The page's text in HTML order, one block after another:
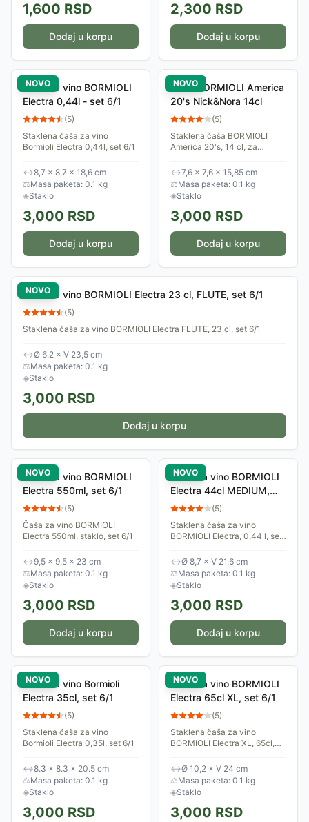
1,600 RSD
Dodaj u korpu
2,300 RSD
Dodaj u korpu
NOVO
Čaša za vino BORMIOLI
Electra 0,44l - set 6/1
(5)
Staklena čaša za vino
Bormioli Electra 0,44l, set 6/1
↔8,7 × 8,7 × 18,6 cm
⚖Masa paketa: 0.1 kg
◈Staklo
3,000 RSD
Dodaj u korpu
NOVO
Čaša BORMIOLI America
20's Nick&Nora 14cl
(5)
Staklena čaša BORMIOLI
America 20's, 14 cl, za
↔7,6 × 7,6 × 15,85 cm
⚖Masa paketa: 0.1 kg
◈Staklo
3,000 RSD
Dodaj u korpu
NOVO
Čaša za vino BORMIOLI Electra 23 cl, FLUTE, set 6/1
(5)
Staklena čaša za vino BORMIOLI Electra FLUTE, 23 cl, set 6/1
↔Ø 6,2 × V 23,5 cm
⚖Masa paketa: 0.1 kg
◈Staklo
3,000 RSD
Dodaj u korpu
NOVO
Čaša za vino BORMIOLI
Electra 550ml, set 6/1
(5)
Čaša za vino BORMIOLI
Electra 550ml, staklo, set 6/1
↔9,5 × 9,5 × 23 cm
⚖Masa paketa: 0.1 kg
◈Staklo
3,000 RSD
Dodaj u korpu
NOVO
Čaša za vino BORMIOLI
Electra 44cl MEDIUM,
set 6/1
(5)
Staklena čaša za vino
BORMIOLI Electra, 0,44 l, set
↔Ø 8,7 × V 21,6 cm
⚖Masa paketa: 0.1 kg
◈Staklo
3,000 RSD
Dodaj u korpu
NOVO
Čaša za vino Bormioli
Electra 35cl, set 6/1
(5)
Staklena čaša za vino
Bormioli Electra 0,35l, set 6/1
↔8.3 × 8.3 × 20.5 cm
⚖Masa paketa: 0.1 kg
◈Staklo
3,000 RSD
NOVO
Čaša za vino BORMIOLI
Electra 65cl XL, set 6/1
(5)
Staklena čaša za vino
BORMIOLI Electra XL, 65cl,
↔Ø 10,2 × V 24 cm
⚖Masa paketa: 0.1 kg
◈Staklo
3,000 RSD